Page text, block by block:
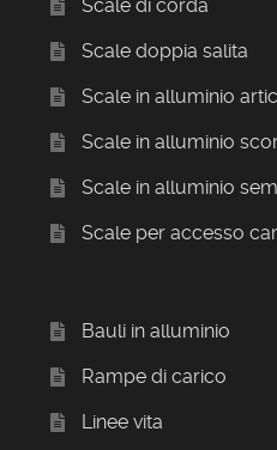
Scale di corda
Scale doppia salita
Scale in alluminio
Scale in alluminio
Scale in alluminio
Scale per accesso
Bauli in alluminio
Rampe di carico
Linee vita